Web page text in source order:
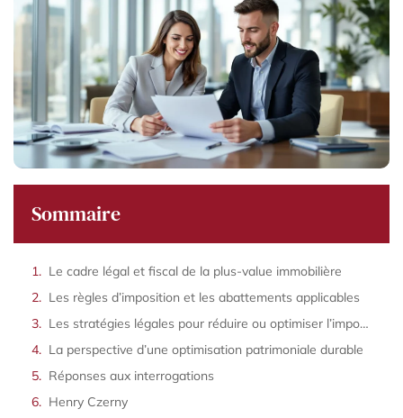
Sommaire
Le cadre légal et fiscal de la plus-value immobilière
Les règles d’imposition et les abattements applicables
Les stratégies légales pour réduire ou optimiser l’imposition
La perspective d’une optimisation patrimoniale durable
Réponses aux interrogations
Henry Czerny